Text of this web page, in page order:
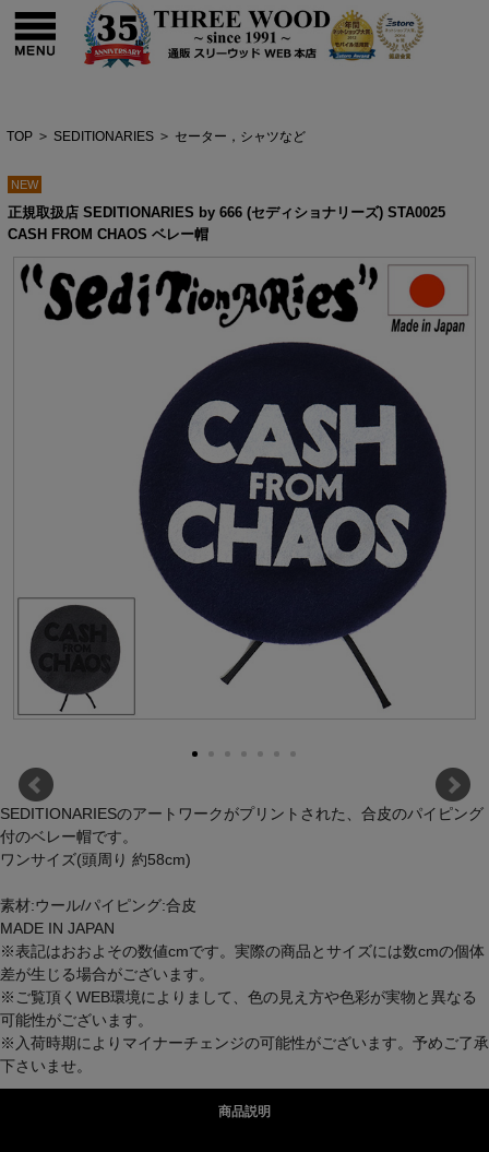
TOP > SEDITIONARIES > セーター，シャツなど
NEW
正規取扱店 SEDITIONARIES by 666 (セディショナリーズ) STA0025
CASH FROM CHAOS ベレー帽
SEDITIONARIESのアートワークがプリントされた、合皮のパイピング
付のベレー帽です。
ワンサイズ(頭周り 約58cm)
素材:ウール/パイピング:合皮
MADE IN JAPAN
※表記はおおよその数値cmです。実際の商品とサイズには数cmの個体
差が生じる場合がございます。
※ご覧頂くWEB環境によりまして、色の見え方や色彩が実物と異なる
可能性がございます。
※入荷時期によりマイナーチェンジの可能性がございます。予めご了承
下さいませ。
商品説明